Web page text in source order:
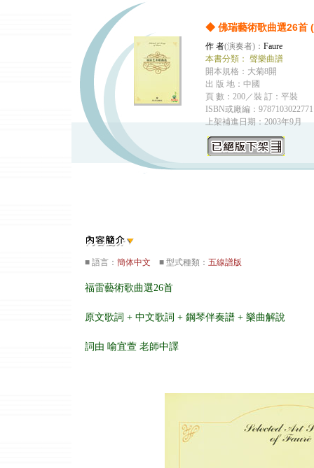
◆ 佛瑞藝術歌曲選26首
作 者(演奏者)： Faure
本書分類： 聲樂曲譜
開本規格：大菊8開
出 版 地：中國
頁 數：200／裝 訂：平裝
ISBN或廠編：9787103022771
上架補進日期：2003年9月
■ 語言： 簡体中文 ■ 型式種類： 五線譜版
福雷藝術歌曲選26首
原文歌詞 + 中文歌詞 + 鋼琴伴奏譜 + 樂曲解說
詞由 喻宜萱 老師中譯